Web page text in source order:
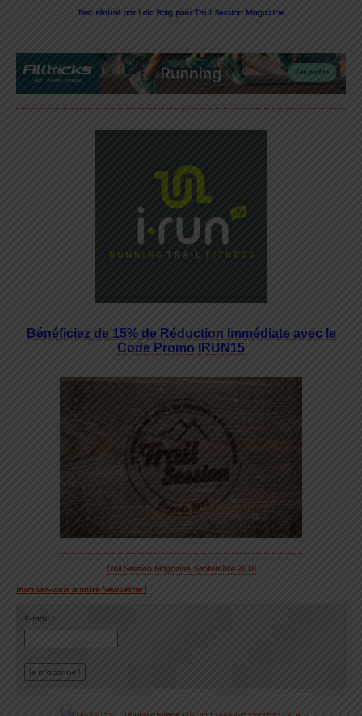
Test réalisé par Loïc Roig pour Trail Session Magazine
Bénéficiez de 15% de Réduction Immédiate avec le
Code Promo IRUN15
Trail Session Magazine, Septembre 2018
Inscrivez-vous à notre Newsletter !
E-mail *